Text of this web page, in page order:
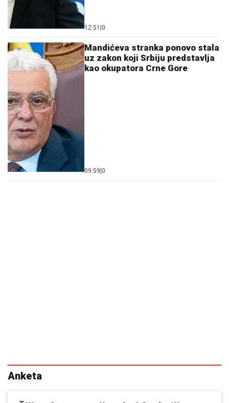
12:51 |0
Mandićeva stranka ponovo stala
uz zakon koji Srbiju predstavlja
kao okupatora Crne Gore
09:59|0
Anketa